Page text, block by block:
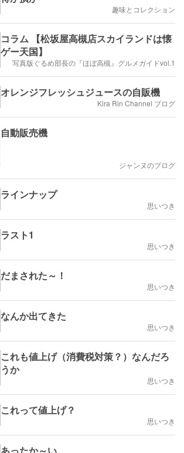
趣味とコレクション
コラム 【松坂屋高槻店スカイランドは懐
ゲー天国】
写真版ぐるめ部長の『ほぼ高槻』グルメガイドvol.1
オレンジフレッシュジュースの自販機
Kira Rin Channel ブログ
自動販売機
ジャンヌのブログ
ラインナップ
思いつき
ラスト1
思いつき
だまされた～！
思いつき
なんか出てきた
思いつき
これも値上げ（消費税対策？）なんだろ
うか
思いつき
これって値上げ？
思いつき